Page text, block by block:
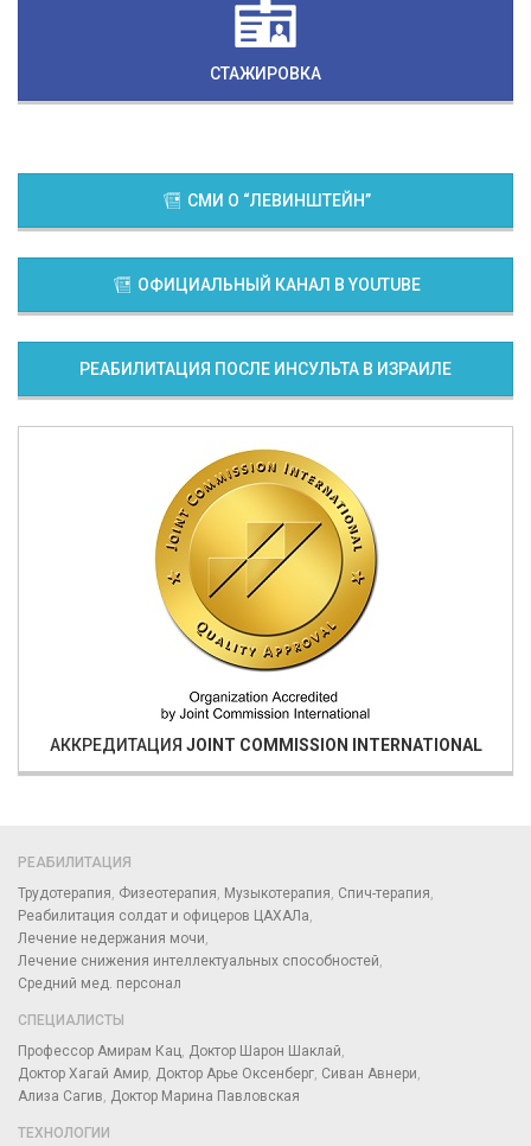
СТАЖИРОВКА
СМИ О “ЛЕВИНШТЕЙН”
ОФИЦИАЛЬНЫЙ КАНАЛ В YOUTUBE
РЕАБИЛИТАЦИЯ ПОСЛЕ ИНСУЛЬТА В ИЗРАИЛЕ
АККРЕДИТАЦИЯ JOINT COMMISSION INTERNATIONAL
РЕАБИЛИТАЦИЯ
Трудотерапия Физеотерапия Музыкотерапия Спич-терапия
Реабилитация солдат и офицеров ЦАХАЛа
Лечение недержания мочи
Лечение снижения интеллектуальных способностей
Средний мед. персонал
СПЕЦИАЛИСТЫ
Профессор Амирам Кац Доктор Шарон Шаклай
Доктор Хагай Амир Доктор Арье Оксенберг Сиван Авнери
Ализа Сагив Доктор Марина Павловская
ТЕХНОЛОГИИ